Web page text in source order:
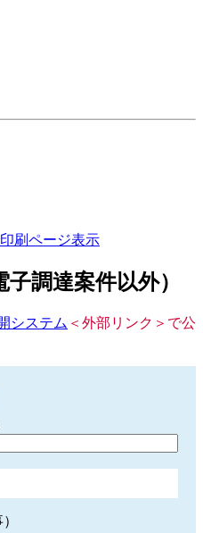
刷ページ表示
調達案件以外）
システム ＜外部リンク＞ で公